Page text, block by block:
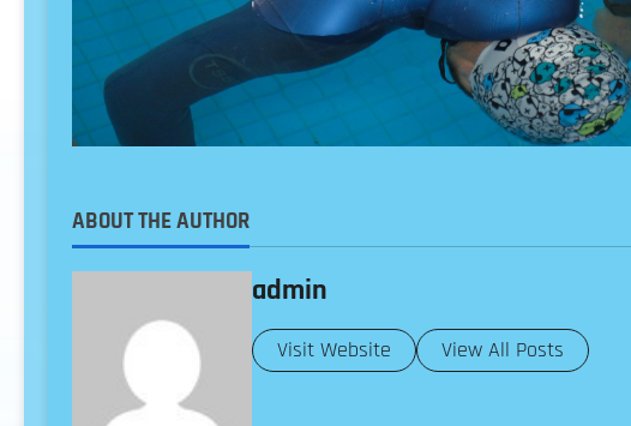
ABOUT THE AUTHOR
admin
Visit Website View All Posts